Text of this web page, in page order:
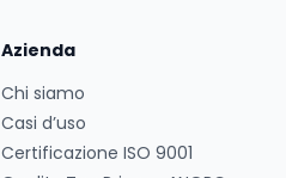
Azienda
Chi siamo
Casi d’uso
Certificazione ISO 9001